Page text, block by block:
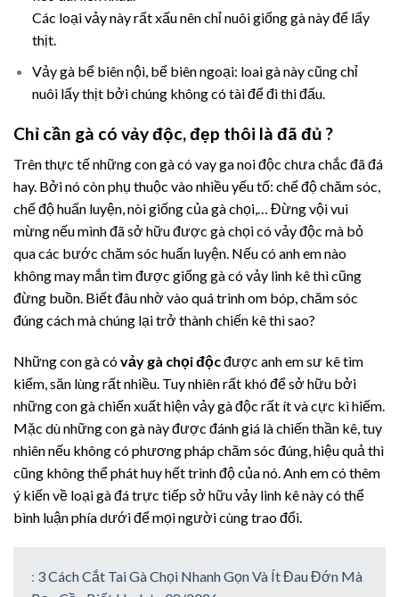
Các loại vảy này rất xấu nên chỉ nuôi giống gà này để lấy
thịt.
Vảy gà bể biên nội, bể biên ngoại: loai gà này cũng chỉ
nuôi lấy thịt bởi chúng không có tài để đi thi đấu.
Chỉ cần gà có vảy độc, đẹp thôi là đã đủ ?
Trên thực tế những con gà có vay ga noi độc chưa chắc đã đá
hay. Bởi nó còn phụ thuộc vào nhiều yếu tố: chế độ chăm sóc,
chế độ huấn luyện, nòi giống của gà chọi,… Đừng vội vui
mừng nếu mình đã sở hữu được gà chọi có vảy độc mà bỏ
qua các bước chăm sóc huấn luyện. Nếu có anh em nào
không may mắn tìm được giống gà có vảy linh kê thì cũng
đừng buồn. Biết đâu nhờ vào quá trình om bóp, chăm sóc
đúng cách mà chúng lại trở thành chiến kê thì sao?
Những con gà cóvảy gà chọi độcđược anh em sư kê tìm
kiếm, săn lùng rất nhiều. Tuy nhiên rất khó để sở hữu bởi
những con gà chiến xuất hiện vảy gà độc rất ít và cực kì hiếm.
Mặc dù những con gà này được đánh giá là chiến thần kê, tuy
nhiên nếu không có phương pháp chăm sóc đúng, hiệu quả thì
cũng không thể phát huy hết trình độ của nó. Anh em có thêm
ý kiến về loại gà đá trực tiếp sở hữu vảy linh kê này có thể
bình luận phía dưới để mọi người cùng trao đổi.
: 3 Cách Cắt Tai Gà Chọi Nhanh Gọn Và Ít Đau Đớn Mà